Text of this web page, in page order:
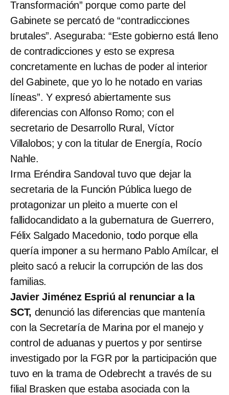
Transformación” porque como parte del
Gabinete se percató de “contradicciones
brutales”. Aseguraba: “Este gobierno está lleno
de contradicciones y esto se expresa
concretamente en luchas de poder al interior
del Gabinete, que yo lo he notado en varias
líneas”. Y expresó abiertamente sus
diferencias con Alfonso Romo; con el
secretario de Desarrollo Rural, Víctor
Villalobos; y con la titular de Energía, Rocío
Nahle.
Irma Eréndira Sandoval tuvo que dejar la
secretaria de la Función Pública luego de
protagonizar un pleito a muerte con el
fallidocandidato a la gubernatura de Guerrero,
Félix Salgado Macedonio, todo porque ella
quería imponer a su hermano Pablo Amílcar, el
pleito sacó a relucir la corrupción de las dos
familias.
Javier Jiménez Espriú al renunciar a la
SCT, denunció las diferencias que mantenía
con la Secretaría de Marina por el manejo y
control de aduanas y puertos y por sentirse
investigado por la FGR por la participación que
tuvo en la trama de Odebrecht a través de su
filial Brasken que estaba asociada con la